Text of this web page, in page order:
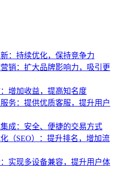
：持续优化，保持竞争力
销：扩大品牌影响力，吸引更
增加收益，提高知名度
务：提供优质客服，提升用户
成：安全、便捷的交易方式
（SEO）：提升排名，增加流
实现多设备兼容，提升用户体